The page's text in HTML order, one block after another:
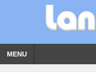
MENU